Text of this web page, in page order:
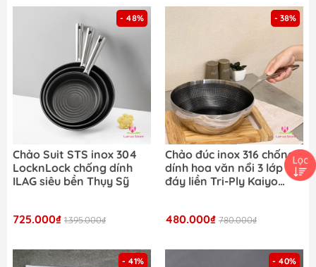
- 48%
Chảo Suit STS inox 304
LocknLock chống dính
ILAG siêu bền Thụy Sỹ
725.000₫ 1.395.000₫
- 38%
Chảo đúc inox 316 chống
dính hoa văn nổi 3 lớp
đáy liền Tri-Ply Kaiyo
480.000₫ 780.000₫
- 41% - 40%